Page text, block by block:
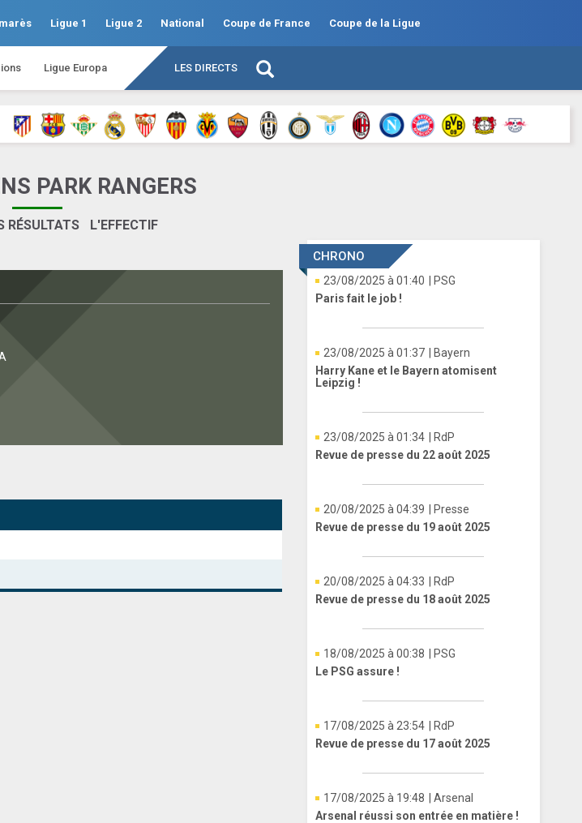
Ligue 1 Ligue 2 National Coupe de France Coupe de la Ligue
Ligue Europa LES DIRECTS
PARK RANGERS
RÉSULTATS L'EFFECTIF
CHRONO
23/08/2025 à 01:40
| PSG
Paris fait le job !
23/08/2025 à 01:37
| Bayern
Harry Kane et le Bayern atomisent
Leipzig !
23/08/2025 à 01:34
| RdP
Revue de presse du 22 août 2025
20/08/2025 à 04:39
| Presse
Revue de presse du 19 août 2025
20/08/2025 à 04:33
| RdP
Revue de presse du 18 août 2025
18/08/2025 à 00:38
| PSG
Le PSG assure !
17/08/2025 à 23:54
| RdP
Revue de presse du 17 août 2025
17/08/2025 à 19:48
| Arsenal
Arsenal réussi son entrée en matière !